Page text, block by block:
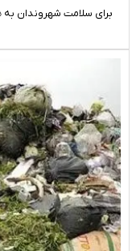
برای سلامت شهروندان به